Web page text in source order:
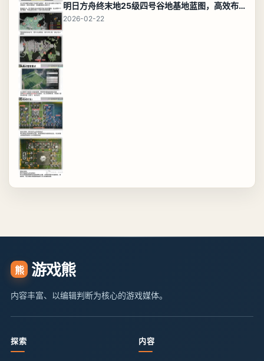
明日方舟终末地25级四号谷地基地蓝图，高效布局规划
2026-02-22
熊 游戏熊
内容丰富、以编辑判断为核心的游戏媒体。
探索 内容